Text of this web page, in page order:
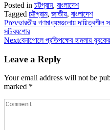
Posted in চট্টগ্রাম, বাংলাদেশ
Tagged চট্টগ্রাম, জাতীয়, বাংলাদেশ
Prevভারতীয় গণমাধ্যমগুলোয় দায়িত্বশীল
সচিবযশোর
Nextবেনাপোলে প্রতিপক্ষের হামলায়
Leave a Reply
Your email address will not be
marked *